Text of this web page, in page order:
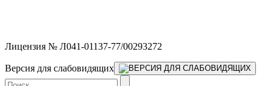
Лицензия № Л041-01137-77/00293272
Версия для слабовидящих